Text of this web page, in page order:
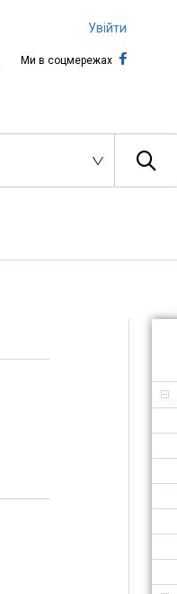
Ми в соцмережах
Увійти